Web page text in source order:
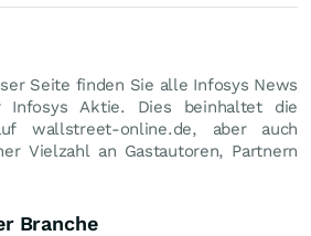
Seite finden Sie alle Infosys News
Infosys Aktie. Dies beinhaltet die
wallstreet-online.de, aber auch
Vielzahl an Gastautoren, Partnern
Branche